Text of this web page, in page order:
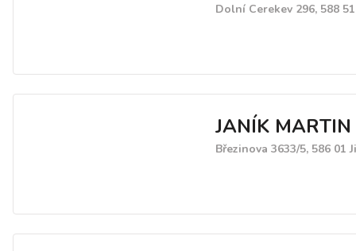
Dolní Cerekev 296, 588 51
JANÍK MARTIN
Březinova 3633/5, 586 01